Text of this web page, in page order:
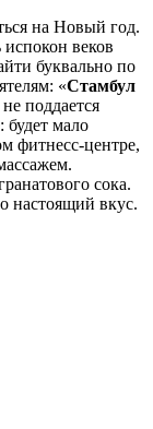
на Новый год.
веков
буквально по
«Стамбул
поддается
будет мало
фитнесс-центре,
сока.
настоящий вкус.